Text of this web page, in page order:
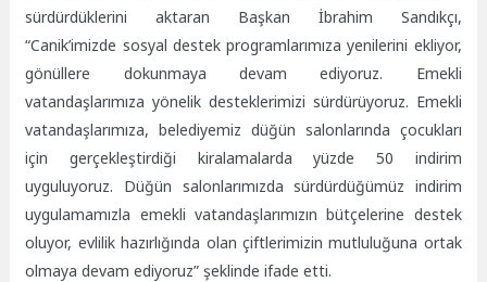
sürdürdüklerini aktaran Başkan İbrahim Sandıkçı,
“Canik’imizde sosyal destek programlarımıza yenilerini ekliyor,
gönüllere dokunmaya devam ediyoruz. Emekli
vatandaşlarımıza yönelik desteklerimizi sürdürüyoruz. Emekli
vatandaşlarımıza, belediyemiz düğün salonlarında çocukları
için gerçekleştirdiği kiralamalarda yüzde 50 indirim
uyguluyoruz. Düğün salonlarımızda sürdürdüğümüz indirim
uygulamamızla emekli vatandaşlarımızın bütçelerine destek
oluyor, evlilik hazırlığında olan çiftlerimizin mutluluğuna ortak
olmaya devam ediyoruz” şeklinde ifade etti.